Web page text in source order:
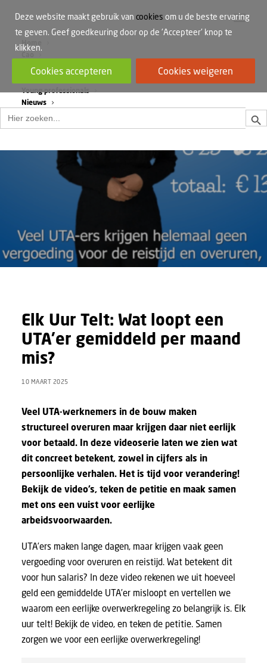
Home
Werkdruk
Vrouwen in de bouw
Young professionals
Nieuws
Zoek
naar:
Elk Uur Telt: Wat loopt een
UTA’er gemiddeld per maand
mis?
10 MAART 2025
Veel UTA-werknemers in de bouw maken
structureel overuren maar krijgen daar niet eerlijk
voor betaald. In deze videoserie laten we zien wat
dit concreet betekent, zowel in cijfers als in
persoonlijke verhalen. Het is tijd voor verandering!
Bekijk de video’s, teken de petitie en maak samen
met ons een vuist voor eerlijke
arbeidsvoorwaarden.
UTA’ers maken lange dagen, maar krijgen vaak geen
vergoeding voor overuren en reistijd. Wat betekent dit
voor hun salaris? In deze video rekenen we uit hoeveel
geld een gemiddelde UTA’er misloopt en vertellen we
waarom een eerlijke overwerkregeling zo belangrijk is. Elk
uur telt! Bekijk de video, en teken de petitie. Samen
zorgen we voor een eerlijke overwerkregeling!
Deze website maakt gebruik van cookies om u de beste ervaring
te geven. Geef goedkeuring door op de 'Accepteer' knop te
klikken.
Cookies accepteren Cookies weigeren